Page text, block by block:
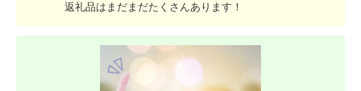
返礼品はまだまだたくさんあります！